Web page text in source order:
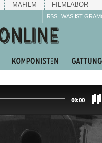
MAFILM FILMLABOR
RSS WAS IST
00:00